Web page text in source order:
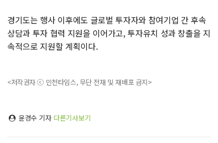
경기도는 행사 이후에도 글로벌 투자자와 참여기업 간 후속
상담과 투자 협력 지원을 이어가고, 투자유치 성과 창출을 지
속적으로 지원할 계획이다.
<저작권자 ⓒ 인천타임스, 무단 전재 및 재배포 금지>
윤경수 기자 다른기사보기